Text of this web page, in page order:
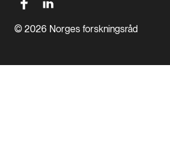
© 2026 Norges forskningsråd